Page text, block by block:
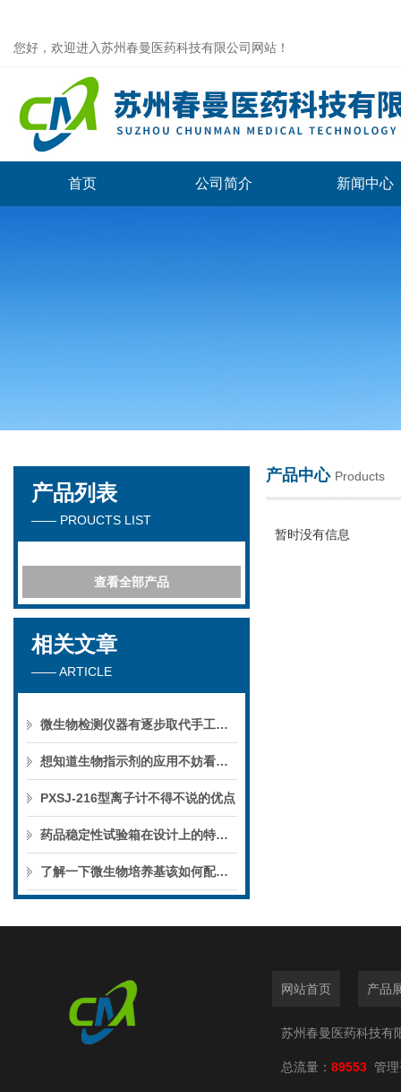
您好，欢迎进入苏州春曼医药科技有限公司网站！
苏州春曼医药科技有限公司
首页 公司简介 新闻中心
产品列表
—— PROUCTS LIST
查看全部产品
相关文章
—— ARTICLE
微生物检测仪器有逐步取代手工操作的趋势
想知道生物指示剂的应用不妨看看这些吧
PXSJ-216型离子计不得不说的优点
药品稳定性试验箱在设计上的特点有哪些你知道么
了解一下微生物培养基该如何配置与灭菌吧
产品中心 Products
暂时没有信息
网站首页 产品
苏州春曼医药科技有
总流量： 89553 管